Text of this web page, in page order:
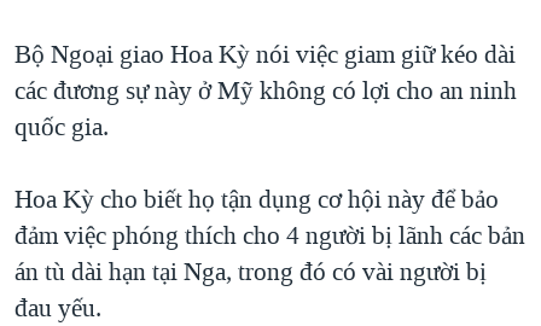
Bộ Ngoại giao Hoa Kỳ nói việc giam giữ kéo dài
các đương sự này ở Mỹ không có lợi cho an ninh
quốc gia.
Hoa Kỳ cho biết họ tận dụng cơ hội này để bảo
đảm việc phóng thích cho 4 người bị lãnh các bản
án tù dài hạn tại Nga, trong đó có vài người bị
đau yếu.